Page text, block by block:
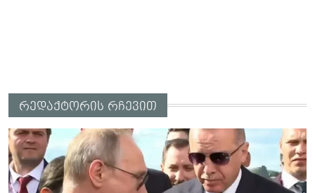
რედაქტორის რჩევით